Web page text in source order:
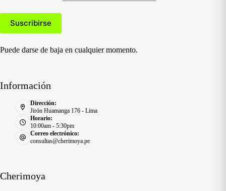
Puede darse de baja en cualquier momento.
Información
Dirección:
Jirón Huamanga 176 - Lima
Horario:
10:00am - 5:30pm
Correo electrónico:
consultas@cherimoya.pe
Cherimoya